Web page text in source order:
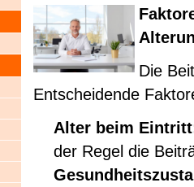
Die
Entscheidende
Alter beim
der Regel die